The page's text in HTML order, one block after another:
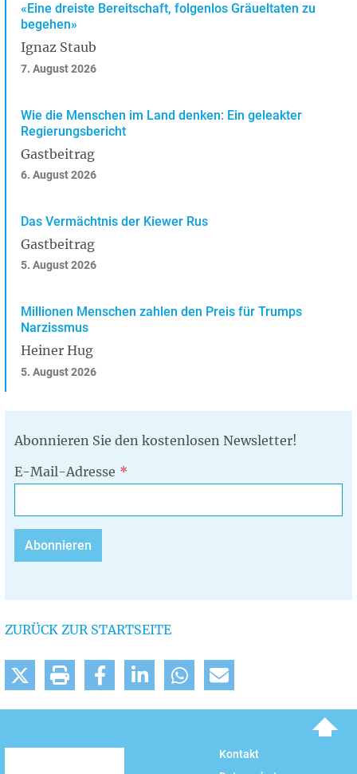
«Eine dreiste Bereitschaft, folgenlos Gräueltaten zu
begehen»
Ignaz Staub
7. August 2026
Wie die Menschen im Land denken: Ein geleakter
Regierungsbericht
Gastbeitrag
6. August 2026
Das Vermächtnis der Kiewer Rus
Gastbeitrag
5. August 2026
Millionen Menschen zahlen den Preis für Trumps
Narzissmus
Heiner Hug
5. August 2026
Abonnieren Sie den kostenlosen Newsletter!
E-Mail-Adresse
ZURÜCK ZUR STARTSEITE
Kontakt